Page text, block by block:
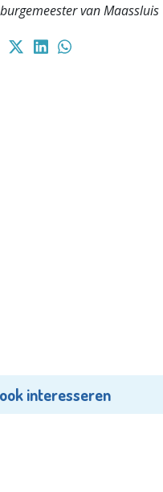
van Maassluis
interesseren